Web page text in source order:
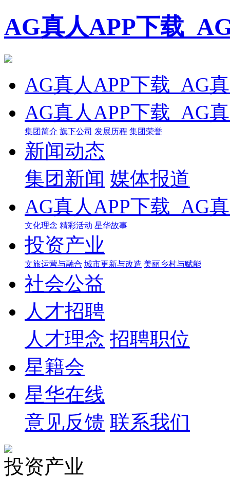
AG真人APP下载
AG真人APP下载_AG
AG真人APP下载_AG
集团简介 旗下公司 发展历程 集团荣誉
新闻动态
集团新闻 媒体报道
AG真人APP下载_AG
文化理念 精彩活动 星华故事
投资产业
文旅运营与融合 城市更新与改造 美丽乡村与赋能
社会公益
人才招聘
人才理念 招聘职位
星籍会
星华在线
意见反馈 联系我们
投资产业